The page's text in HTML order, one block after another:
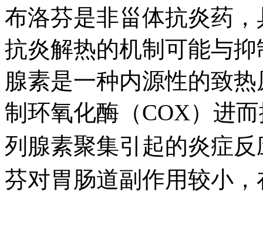
布洛芬是非甾体抗炎药
抗炎解热的机制可能与
腺素是一种内源性的致热
制环氧化酶（COX）进而
列腺素聚集引起的炎症反
芬对胃肠道副作用较小